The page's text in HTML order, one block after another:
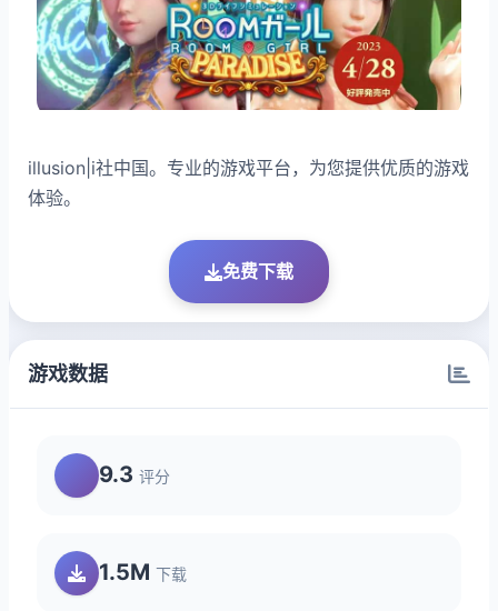
illusion|i社中国。专业的游戏平台，为您提供优质的游戏
体验。
免费下载
游戏数据
9.3 评分
1.5M 下载